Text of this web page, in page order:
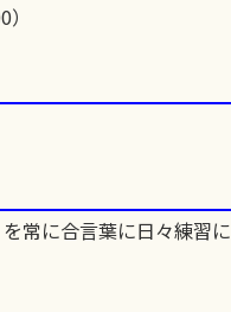
常に合言葉に日々練習に